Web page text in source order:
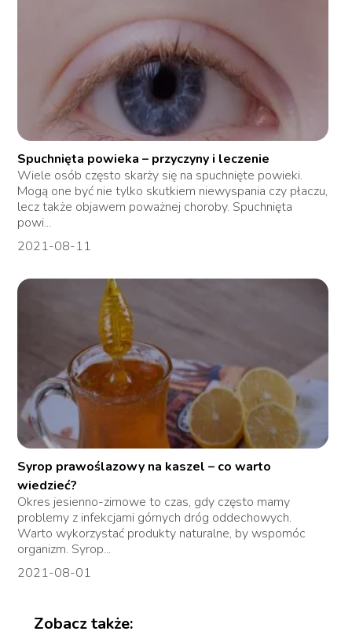
Spuchnięta powieka – przyczyny i leczenie
Wiele osób często skarży się na spuchnięte powieki.
Mogą one być nie tylko skutkiem niewyspania czy płaczu,
lecz także objawem poważnej choroby. Spuchnięta
powi...
2021-08-11
Syrop prawoślazowy na kaszel – co warto
wiedzieć?
Okres jesienno-zimowe to czas, gdy często mamy
problemy z infekcjami górnych dróg oddechowych.
Warto wykorzystać produkty naturalne, by wspomóc
organizm. Syrop...
2021-08-01
Zobacz także: